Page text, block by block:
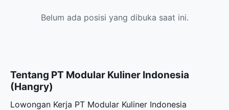
Belum ada posisi yang dibuka saat ini.
Tentang PT Modular Kuliner Indonesia
(Hangry)
Lowongan Kerja PT Modular Kuliner Indonesia